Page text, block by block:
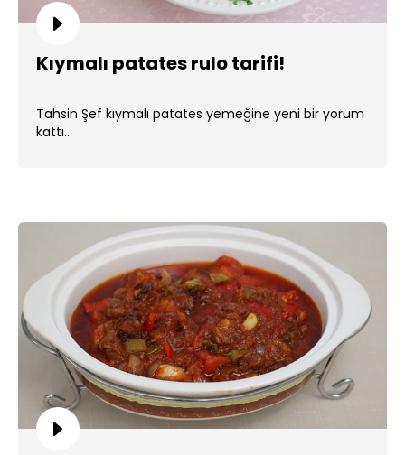
Kıymalı patates rulo tarifi!
Tahsin Şef kıymalı patates yemeğine yeni bir yorum
kattı..